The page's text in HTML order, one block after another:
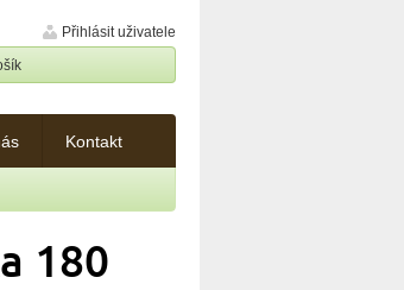
Kontakt
Přihlásit uživatele
180